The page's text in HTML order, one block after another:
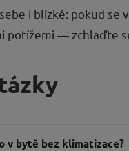
i blízké: pokud
potížemi — zchlaďte
v bytě bez klimatizace?